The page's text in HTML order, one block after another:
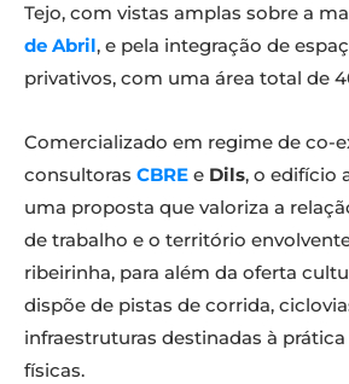
Tejo, com vistas amplas sobre a
de Abril, e pela integração de
privativos, com uma área total de
Comercializado em regime de co-
consultoras CBRE e Dils, o edifício
uma proposta que valoriza a
de trabalho e o território
ribeirinha, para além da oferta
dispõe de pistas de corrida,
infraestruturas destinadas à
físicas.